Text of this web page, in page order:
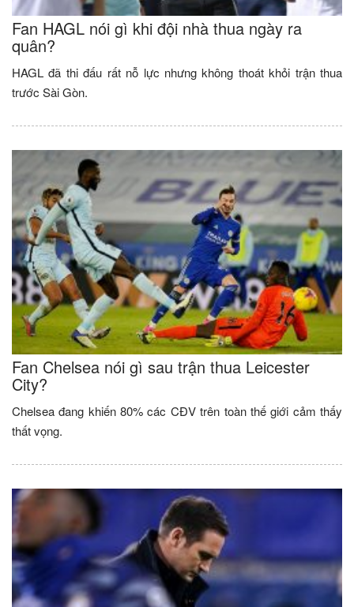
Fan HAGL nói gì khi đội nhà thua ngày ra
quân?
HAGL đã thi đấu rất nỗ lực nhưng không thoát khỏi trận thua
trước Sài Gòn.
Fan Chelsea nói gì sau trận thua Leicester
City?
Chelsea đang khiến 80% các CĐV trên toàn thế giới cảm thấy
thất vọng.